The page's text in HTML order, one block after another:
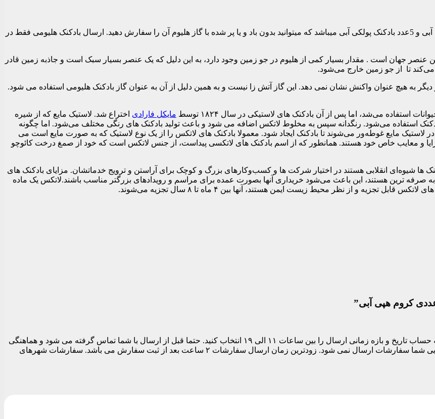
بسیار زیبا میباشد و شامل 5عدد بادکنک کروم هپی برد دی آبی و 5عدد بادکنک پولکی آبی میباشد که میتوانید بدون باد و یا پر شده با گاز هلیوم آن را سفارش دهید. ارسال بادکنک هلیومی فقط در
عنصر جهان است . مقدار بسیار کمی از هلیوم در جو زمین وجود دارد، به این دلیل که یک عنصر بسیار سبک است و جاذبه زمین قادر
تا از جو زمین خارج می‌شود.
به هیچ عنوان واکنش نشان نمی دهد. این گاز آتش زا نیست و به همین دلیل از آن به عنوان گاز بادکنک هلیومی استفاده می شود.
می‌شد، اما پس از آن بادکنک های لاستیکی در سال ۱۸۲۴ توسط مایکل فارادی اختراع شد. لاستیک مایع که از شیره
استفاده می‌شود. رنگدانه سپس به مخلوط لاتکس اضافه می شود و باعث تولید بادکنک های رنگی مختلف می‌شود. اما چگونه
مایع غوطه‌ور می‌شوند تا بادکنک ایجاد شود. معمولا بادکنک های لاتکس را از یک نوع لاستیک که به صورت مایع است می
مزایا و معایب خاص خود هستند. همانطور که از اسم بادکنک های لاتکسی پیداست، از جنس لاتکس است که خود از صمغ درخت کائوچو
ها شیوه‌ای انقلابی هستند در اختیار شرکت ها و کسب‌وکارهای بزرگ و کوچک برای آراستن و ترویج خدماتشان. مزایای بادکنک های
ترین هستند، این باعث می‌شود خریداری آنها بصورت عمده برای مراسم و رویدادهای بزرگتر مناسب باشند.لاتکس یک ماده
تجزیه و از نظر محیط زیست ایمن هستند، آنها بین ۴ ماه تا ۸ سال تجزیه می‌شوند.
مشتری های ساکن تهران می توانید در قسمت نهایی سفارش قبل از تسویه حساب تاریخ و بازه زمانی ارسال را بین ساعات ۱۱ الی ۱۹ انتخاب کنید. حتما قبل از ارسال با شما تماس گرفته می شود و هماهنگی
های لازم برای ارسال مرسوله انجام می شود. بدیهی است تا زمان پاسخگویی شما سفارشات ارسال نمی شود. زودترین زمان ارسال سفارشات ۲ ساعت بعد از ثبت سفارش می باشد. سفارشات شهرهای